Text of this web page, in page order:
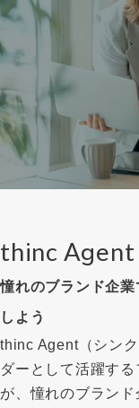
thinc Agent
憧れのブランド企
しよう
thinc Agent（シン
ダーとして活躍す
が、憧れのブラン